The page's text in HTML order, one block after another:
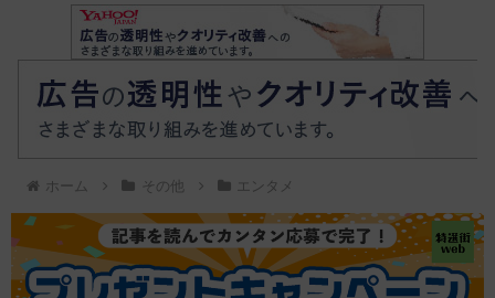
ホーム その他 エンタメ